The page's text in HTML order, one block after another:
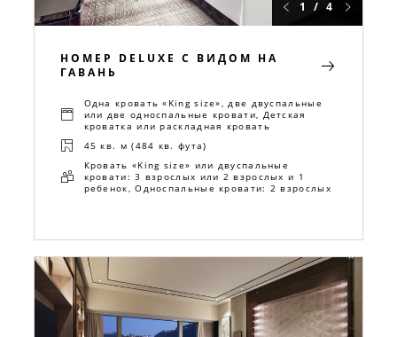
1 / 4
НОМЕР DELUXE С ВИДОМ НА
ГАВАНЬ
Одна кровать «King size», две двуспальные
или две односпальные кровати, Детская
кроватка или раскладная кровать
45 кв. м (484 кв. фута)
Кровать «King size» или двуспальные
кровати: 3 взрослых или 2 взрослых и 1
ребенок, Односпальные кровати: 2 взрослых